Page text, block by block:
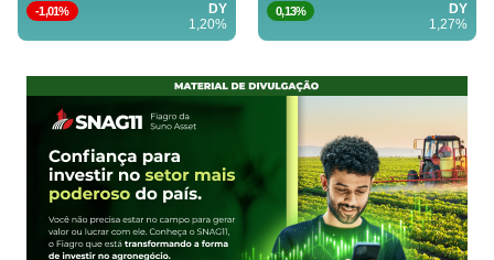
-1,01%
DY
1,20%
0,13%
DY
1,27%